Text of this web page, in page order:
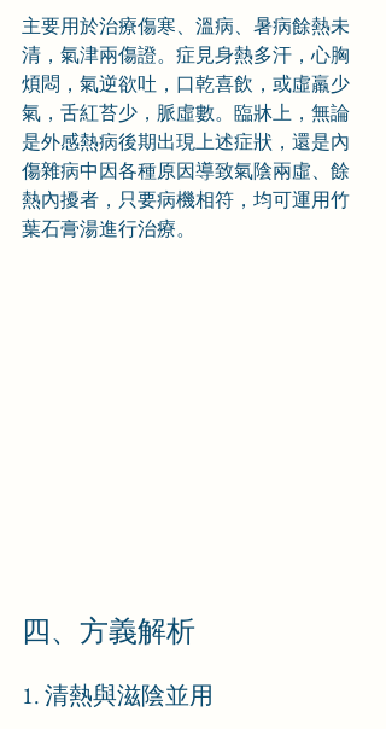
主要用於治療傷寒、溫病、暑病餘熱未
清，氣津兩傷證。症見身熱多汗，心胸
煩悶，氣逆欲吐，口乾喜飲，或虛羸少
氣，舌紅苔少，脈虛數。臨牀上，無論
是外感熱病後期出現上述症狀，還是內
傷雜病中因各種原因導致氣陰兩虛、餘
熱內擾者，只要病機相符，均可運用竹
葉石膏湯進行治療。
四、方義解析
1. 清熱與滋陰並用